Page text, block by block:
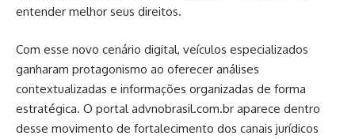
entender melhor seus direitos.
Com esse novo cenário digital, veículos especializados
ganharam protagonismo ao oferecer análises
contextualizadas e informações organizadas de forma
estratégica. O portal advnobrasil.com.br aparece dentro
desse movimento de fortalecimento dos canais jurídicos